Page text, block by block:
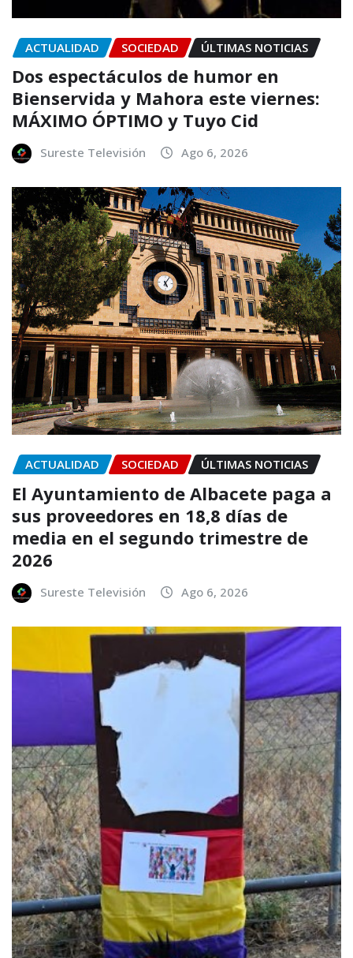
ACTUALIDAD SOCIEDAD ÚLTIMAS NOTICIAS
Dos espectáculos de humor en
Bienservida y Mahora este viernes:
MÁXIMO ÓPTIMO y Tuyo Cid
Sureste Televisión Ago 6, 2026
ACTUALIDAD SOCIEDAD ÚLTIMAS NOTICIAS
El Ayuntamiento de Albacete paga a
sus proveedores en 18,8 días de
media en el segundo trimestre de
2026
Sureste Televisión Ago 6, 2026